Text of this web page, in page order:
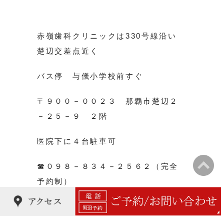
赤嶺歯科クリニックは330号線沿い
楚辺交差点近く
バス停 与儀小学校前すぐ
〒９００－００２３ 那覇市楚辺２
－２５－９ ２階
医院下に４台駐車可
☎０９８－８３４－２５６２（完全
予約制）
ご予約はお電話かウェブ予約にて可